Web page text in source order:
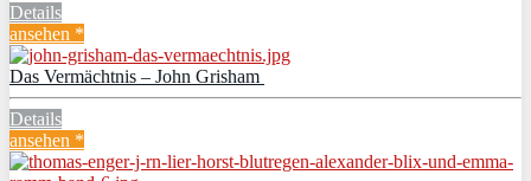
Details
ansehen *
Das Vermächtnis – John Grisham
Details
ansehen *